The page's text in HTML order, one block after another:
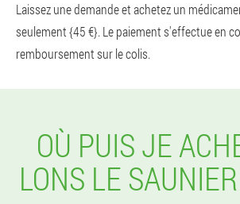
Laissez une demande et achetez un
seulement {45 €}. Le paiement s'effectue en
remboursement sur le colis.
OÙ PUIS JE
LONS LE